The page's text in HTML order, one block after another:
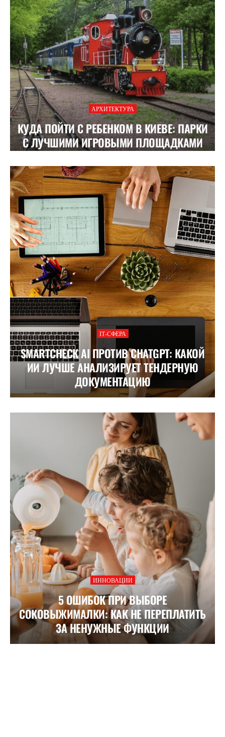
АРХИТЕКТУРА
КУДА ПОЙТИ С РЕБЕНКОМ В КИЕВЕ: ПАРКИ
С ЛУЧШИМИ ИГРОВЫМИ ПЛОЩАДКАМИ
ІТ-СФЕРА
SMARTCHECK AI ПРОТИВ CHATGPT: КАКОЙ
ИИ ЛУЧШЕ АНАЛИЗИРУЕТ ТЕНДЕРНУЮ
ДОКУМЕНТАЦИЮ
ИННОВАЦИИ
5 ОШИБОК ПРИ ВЫБОРЕ
СОКОВЫЖИМАЛКИ: КАК НЕ ПЕРЕПЛАТИТЬ
ЗА НЕНУЖНЫЕ ФУНКЦИИ